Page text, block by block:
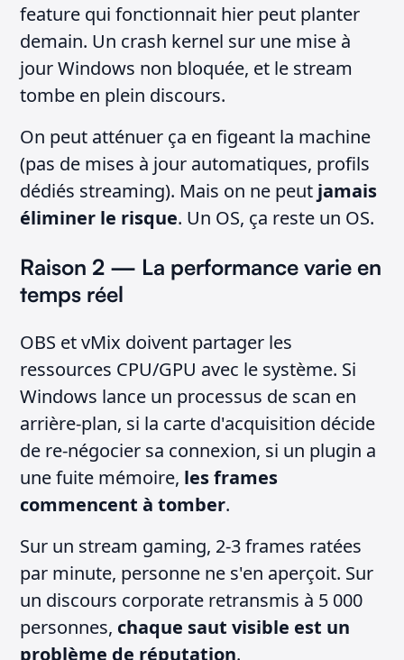
feature qui fonctionnait hier peut planter
demain. Un crash kernel sur une mise à
jour Windows non bloquée, et le stream
tombe en plein discours.
On peut atténuer ça en figeant la machine
(pas de mises à jour automatiques, profils
dédiés streaming). Mais on ne peut jamais
éliminer le risque. Un OS, ça reste un OS.
Raison 2 — La performance varie en
temps réel
OBS et vMix doivent partager les
ressources CPU/GPU avec le système. Si
Windows lance un processus de scan en
arrière-plan, si la carte d'acquisition décide
de re-négocier sa connexion, si un plugin a
une fuite mémoire, les frames
commencent à tomber.
Sur un stream gaming, 2-3 frames ratées
par minute, personne ne s'en aperçoit. Sur
un discours corporate retransmis à 5 000
personnes, chaque saut visible est un
problème de réputation.